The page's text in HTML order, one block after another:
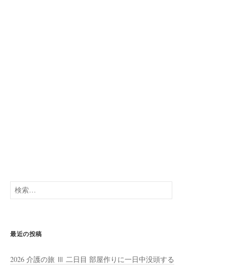
検
索:
最近の投稿
2026 介護の旅 Ⅲ 二日目 部屋作りに一日中没頭する